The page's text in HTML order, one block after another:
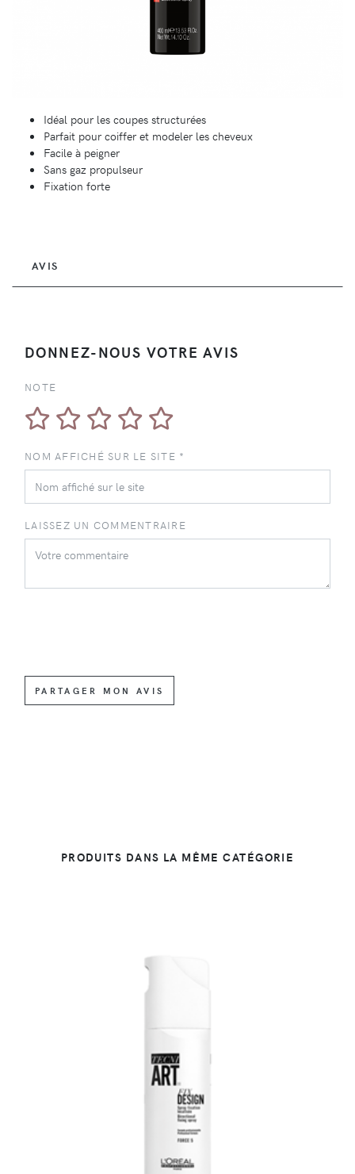
Idéal pour les coupes structurées
Parfait pour coiffer et modeler les cheveux
Facile à peigner
Sans gaz propulseur
Fixation forte
AVIS
DONNEZ-NOUS VOTRE AVIS
NOTE
NOM AFFICHÉ SUR LE SITE *
LAISSEZ UN COMMENTRAIRE
PARTAGER MON AVIS
PRODUITS DANS LA MÊME CATÉGORIE
DÉTAILS